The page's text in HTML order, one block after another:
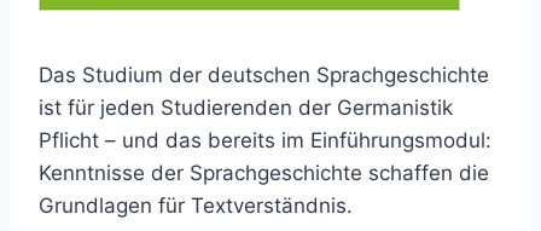
Das Studium der deutschen Sprachgeschichte
ist für jeden Studierenden der Germanistik
Pflicht – und das bereits im Einführungsmodul:
Kenntnisse der Sprachgeschichte schaffen die
Grundlagen für Textverständnis.